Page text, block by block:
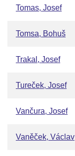
Tomas, Josef
Tomsa, Bohuš
Trakal, Josef
Tureček, Josef
Vančura, Josef
Vaněček, Václav